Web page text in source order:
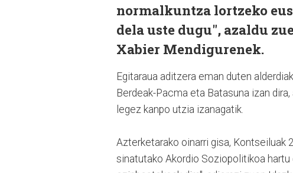
normalkuntza lortzeko
dela uste dugu", azaldu
Xabier Mendigurenek.
Egitaraua aditzera eman duten
Berdeak-Pacma eta Batasuna izan
legez kanpo utzia izanagatik.
Azterketarako oinarri gisa, Kontseiluak
sinatutako Akordio Soziopolitikoa